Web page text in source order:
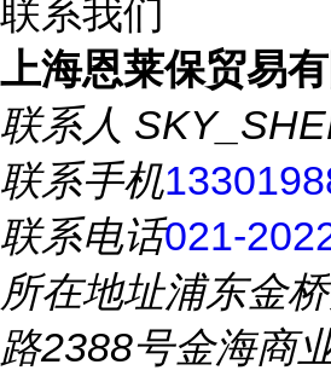
联系我们
上海恩莱保贸易
联系人
联系手机
联系电话021-
所在地址浦东金
路2388号金海商